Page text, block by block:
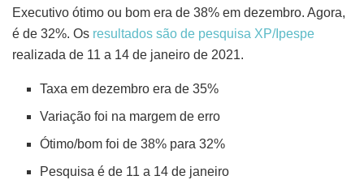
Executivo ótimo ou bom era de 38% em dezembro. Agora,
é de 32%. Os resultados são de pesquisa XP/Ipespe
realizada de 11 a 14 de janeiro de 2021.
Taxa em dezembro era de 35%
Variação foi na margem de erro
Ótimo/bom foi de 38% para 32%
Pesquisa é de 11 a 14 de janeiro